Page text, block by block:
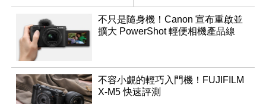
不只是隨身機！Canon 宣布重啟並
擴大 PowerShot 輕便相機產品線
不容小覷的輕巧入門機！FUJIFILM
X-M5 快速評測